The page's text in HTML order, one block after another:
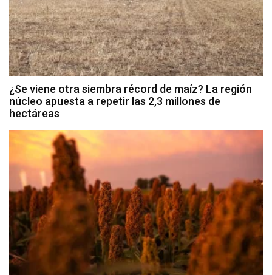
¿Se viene otra siembra récord de maíz? La región
núcleo apuesta a repetir las 2,3 millones de
hectáreas